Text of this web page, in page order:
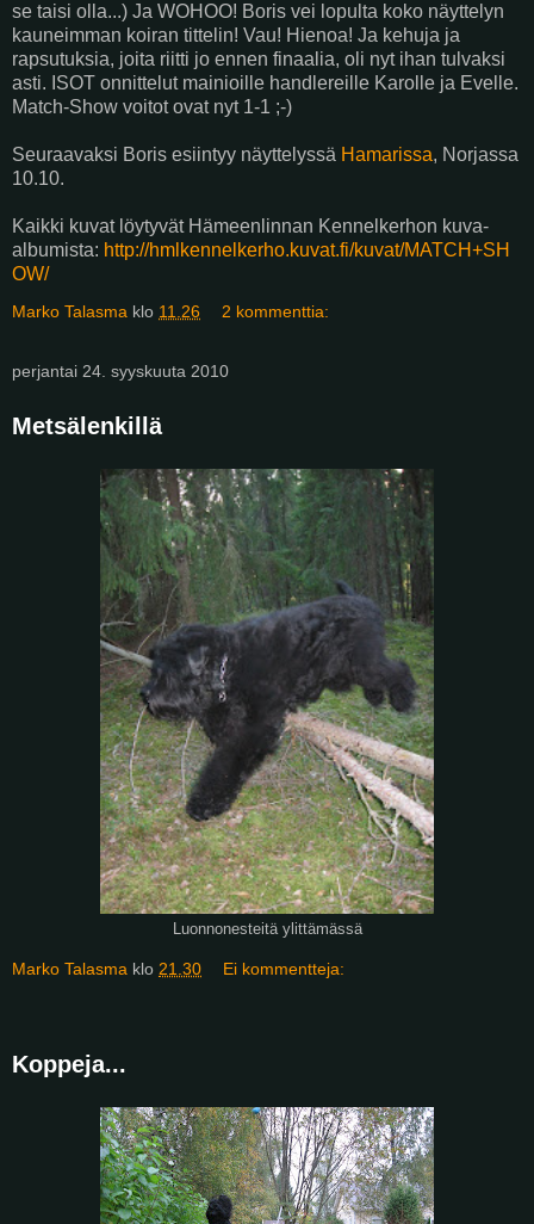
se taisi olla...) Ja WOHOO! Boris vei lopulta koko näyttelyn
kauneimman koiran tittelin! Vau! Hienoa! Ja kehuja ja
rapsutuksia, joita riitti jo ennen finaalia, oli nyt ihan tulvaksi
asti. ISOT onnittelut mainioille handlereille Karolle ja Evelle.
Match-Show voitot ovat nyt 1-1 ;-)
Seuraavaksi Boris esiintyy näyttelyssä Hamarissa, Norjassa
10.10.
Kaikki kuvat löytyvät Hämeenlinnan Kennelkerhon kuva-
albumista: http://hmlkennelkerho.kuvat.fi/kuvat/MATCH+SH
OW/
Marko Talasma klo 11.26 2 kommenttia:
perjantai 24. syyskuuta 2010
Metsälenkillä
Luonnonesteitä ylittämässä
Marko Talasma klo 21.30 Ei kommentteja:
Koppeja...